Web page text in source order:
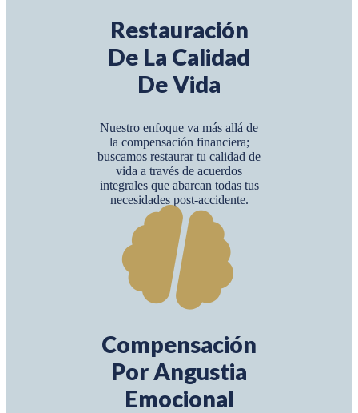
Restauración
De La Calidad
De Vida
Nuestro enfoque va más allá de
la compensación financiera;
buscamos restaurar tu calidad de
vida a través de acuerdos
integrales que abarcan todas tus
necesidades post-accidente.
Compensación
Por Angustia
Emocional